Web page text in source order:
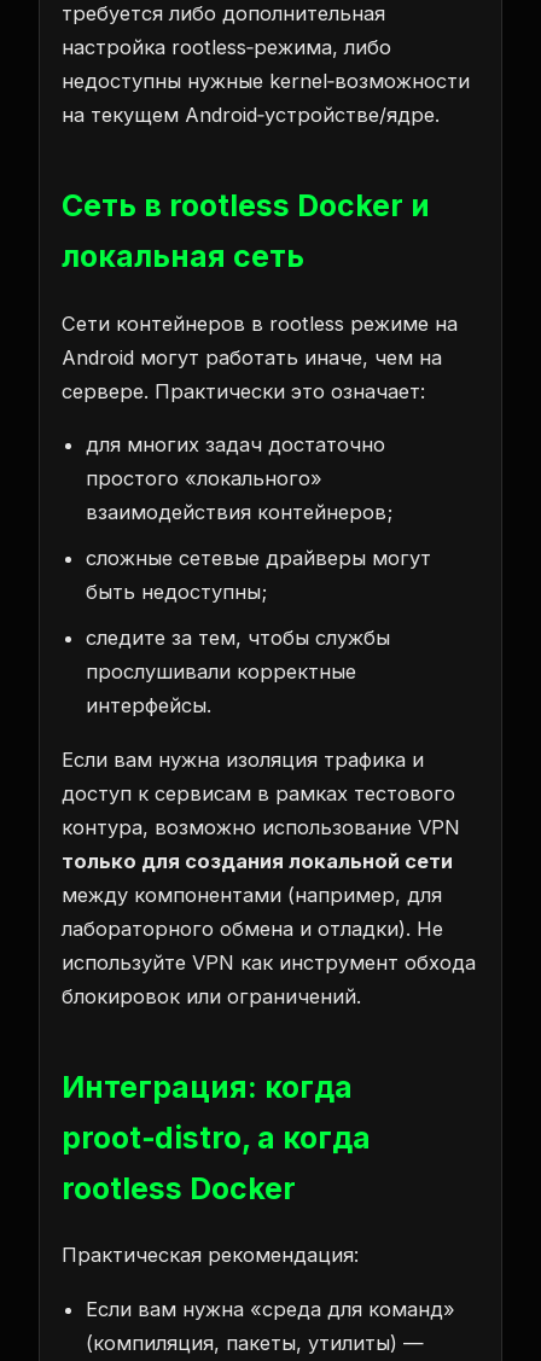
требуется либо дополнительная
настройка rootless‑режима, либо
недоступны нужные kernel‑возможности
на текущем Android‑устройстве/ядре.
Сеть в rootless Docker и
локальная сеть
Сети контейнеров в rootless режиме на
Android могут работать иначе, чем на
сервере. Практически это означает:
для многих задач достаточно
простого «локального»
взаимодействия контейнеров;
сложные сетевые драйверы могут
быть недоступны;
следите за тем, чтобы службы
прослушивали корректные
интерфейсы.
Если вам нужна изоляция трафика и
доступ к сервисам в рамках тестового
контура, возможно использование VPN
только для создания локальной сети
между компонентами (например, для
лабораторного обмена и отладки). Не
используйте VPN как инструмент обхода
блокировок или ограничений.
Интеграция: когда
proot‑distro, а когда
rootless Docker
Практическая рекомендация:
Если вам нужна «среда для команд»
(компиляция, пакеты, утилиты) —